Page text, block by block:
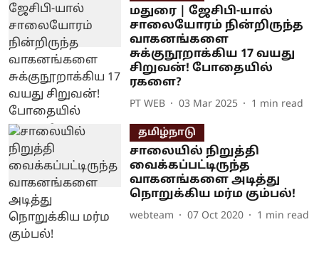
மதுரை | ஜேசிபி-யால்
சாலையோரம் நின்றிருந்த
வாகனங்களை
சுக்குநூறாக்கிய 17 வயது
சிறுவன்! போதையில்
ரகளை?
PT WEB 03 Mar 2025 1 min read
தமிழ்நாடு
சாலையில் நிறுத்தி
வைக்கப்பட்டிருந்த
வாகனங்களை அடித்து
நொறுக்கிய மர்ம கும்பல்!
webteam 07 Oct 2020 1 min read